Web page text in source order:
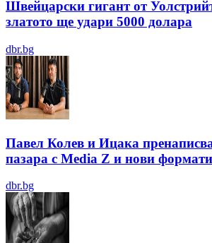
Швейцарски гигант от
златото ще удари 5000 долара
dbr.bg
Павел Колев и Ицака
пазара с Media Z и нови формати
dbr.bg